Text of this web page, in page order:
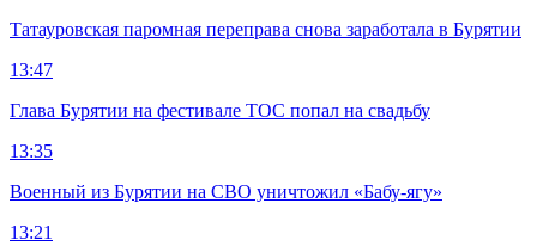
Татауровская паромная переправа снова заработала в Бурятии
13:47
Глава Бурятии на фестивале ТОС попал на свадьбу
13:35
Военный из Бурятии на СВО уничтожил «Бабу-ягу»
13:21